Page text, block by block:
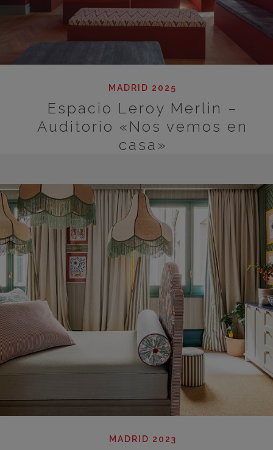
MADRID 2025
Espacio Leroy Merlin –
Auditorio «Nos vemos en
casa»
MADRID 2023